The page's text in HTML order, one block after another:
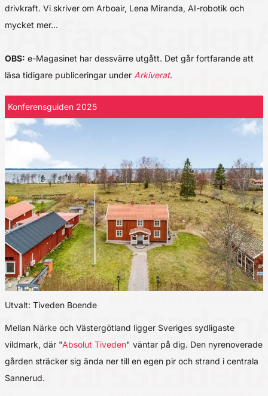
drivkraft. Vi skriver om Arboair, Lena Miranda, AI-robotik och
mycket mer…
OBS: e-Magasinet har dessvärre utgått. Det går fortfarande att
läsa tidigare publiceringar under Arkiverat.
Konferensguiden 2025
Utvalt: Tiveden Boende
Mellan Närke och Västergötland ligger Sveriges sydligaste
vildmark, där "Absolut Tiveden" väntar på dig. Den nyrenoverade
gården sträcker sig ända ner till en egen pir och strand i centrala
Sannerud.